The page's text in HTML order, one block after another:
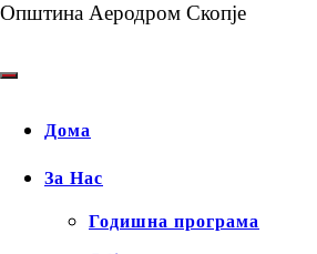
Општина Аеродром Скопје
Дома
За Нас
Годишна програма